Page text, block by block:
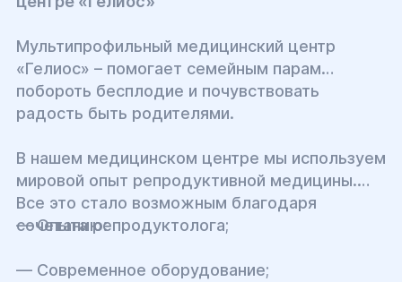
Мультипрофильный медицинский центр
«Гелиос» – помогает семейным парам
побороть бесплодие и почувствовать
радость быть родителями.
В нашем медицинском центре мы используем
мировой опыт репродуктивной медицины.
Все это стало возможным благодаря
сочетанию:
— Опыта репродуктолога;
— Современное оборудование;